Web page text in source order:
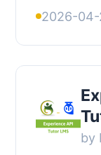
xAPI
布工具:, ,
2026-04-
by